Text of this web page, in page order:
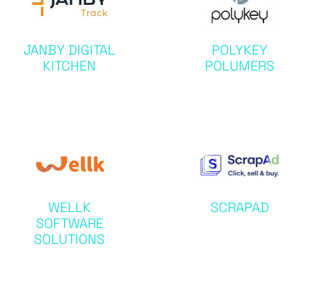
JANBY DIGITAL
KITCHEN
POLYKEY
POLUMERS
WELLK
SOFTWARE
SOLUTIONS
SCRAPAD